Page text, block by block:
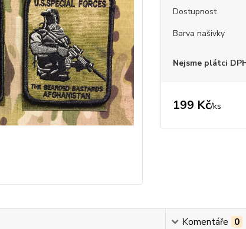
Dostupnost
Barva našivky
Nejsme plátci
199 Kč/ks
Komentáře 0